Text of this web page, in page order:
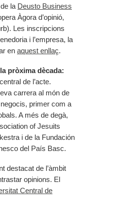
la Deusto Business
Àgora d’opinió,
Les inscripcions
i l’empresa, la
en aquest enllaç.
pròxima dècada:
de l’acte.
carrera al món de
primer com a
A més de degà,
of Jesuits
i de la Fundación
del País Basc.
destacat de l’àmbit
opinions. El
Central de